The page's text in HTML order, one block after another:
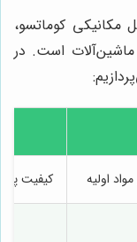
کوماتسو،
است. در
اولیه کیفیت